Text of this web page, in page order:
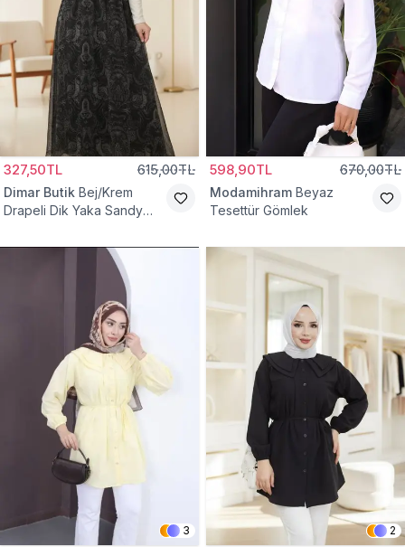
327,50TL 615,00TL
Dimar Butik Bej/Krem
Drapeli Dik Yaka Sandy
598,90TL 670,00TL
Modamihram Beyaz
Tesettür Gömlek
3 2